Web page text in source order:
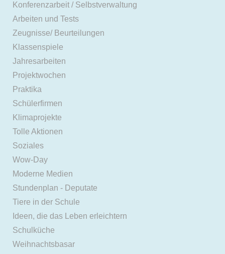
Konferenzarbeit / Selbstverwaltung
Arbeiten und Tests
Zeugnisse/ Beurteilungen
Klassenspiele
Jahresarbeiten
Projektwochen
Praktika
Schülerfirmen
Klimaprojekte
Tolle Aktionen
Soziales
Wow-Day
Moderne Medien
Stundenplan - Deputate
Tiere in der Schule
Ideen, die das Leben erleichtern
Schulküche
Weihnachtsbasar